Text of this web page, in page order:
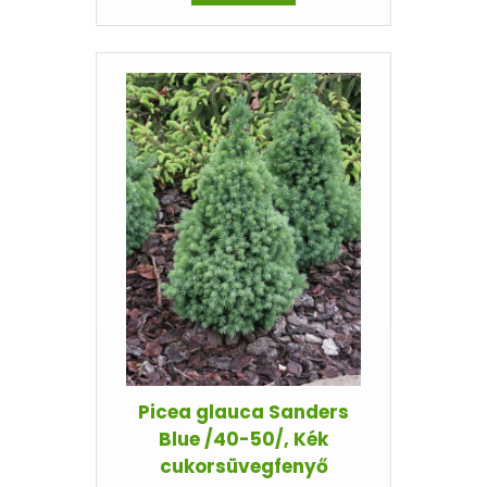
Picea glauca Sanders
Blue /40-50/, Kék
cukorsüvegfenyő